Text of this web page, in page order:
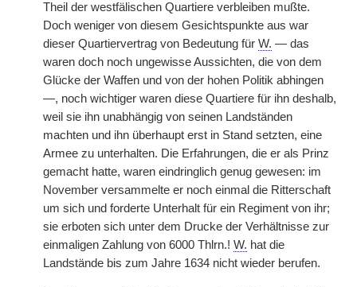
Theil der westfälischen Quartiere verbleiben mußte.
Doch weniger von diesem Gesichtspunkte aus war
dieser Quartiervertrag von Bedeutung für W. — das
waren doch noch ungewisse Aussichten, die von dem
Glücke der Waffen und von der hohen Politik abhingen
—, noch wichtiger waren diese Quartiere für ihn deshalb,
weil sie ihn unabhängig von seinen Landständen
machten und ihn überhaupt erst in Stand setzten, eine
Armee zu unterhalten. Die Erfahrungen, die er als Prinz
gemacht hatte, waren eindringlich genug gewesen: im
November versammelte er noch einmal die Ritterschaft
um sich und forderte Unterhalt für ein Regiment von ihr;
sie erboten sich unter dem Drucke der Verhältnisse zur
einmaligen Zahlung von 6000 Thlrn.! W. hat die
Landstände bis zum Jahre 1634 nicht wieder berufen.